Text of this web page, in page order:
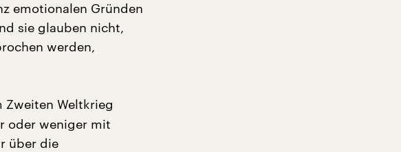
emotionalen Gründen
sie glauben nicht,
werden,
Zweiten Weltkrieg
oder weniger mit
über die